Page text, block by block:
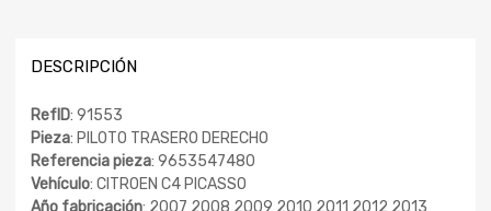
DESCRIPCIÓN
RefID: 91553
Pieza: PILOTO TRASERO DERECHO
Referencia pieza: 9653547480
Vehículo: CITROEN C4 PICASSO